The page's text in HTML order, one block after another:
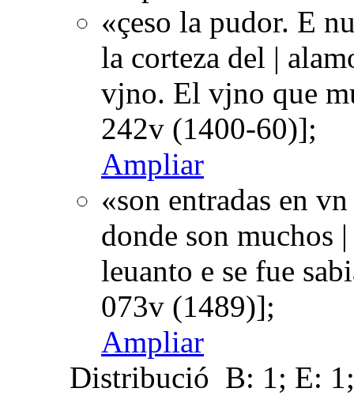
«çeso la pudor. E
la corteza del |
vjno. El vjno que
242v (1400-60)];
Ampliar
«son entradas en
donde son muchos
leuanto e se fue
073v (1489)];
Ampliar
Distribució B: 1; E: 1;